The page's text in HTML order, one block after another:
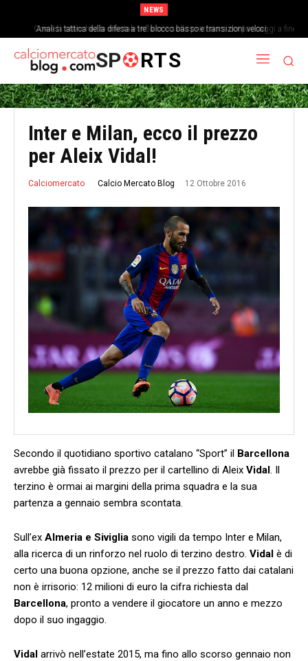
NEWS
Analisi tattica della difesa a tre: blocco basso e transizioni veloci
Come la stanchezza mentale influisce sulla precisione dei passaggi a fine
partita
SP RTS
Inter e Milan, ecco il prezzo
per Aleix Vidal!
Calciomercato Calcio Mercato Blog 12 Ottobre 2016
Secondo il quotidiano sportivo catalano “Sport” il Barcellona
avrebbe già fissato il prezzo per il cartellino di Aleix Vidal . Il
terzino è ormai ai margini della prima squadra e la sua
partenza a gennaio sembra scontata.
Sull’ex Almeria e Siviglia sono vigili da tempo Inter e Milan,
alla ricerca di un rinforzo nel ruolo di terzino destro. Vidal è di
certo una buona opzione, anche se il prezzo fatto dai catalani
non è irrisorio: 12 milioni di euro la cifra richiesta dal
Barcellona, pronto a vendere il giocatore un anno e mezzo
dopo il suo ingaggio.
Vidal arrivò nell’estate 2015, ma fino allo scorso gennaio non